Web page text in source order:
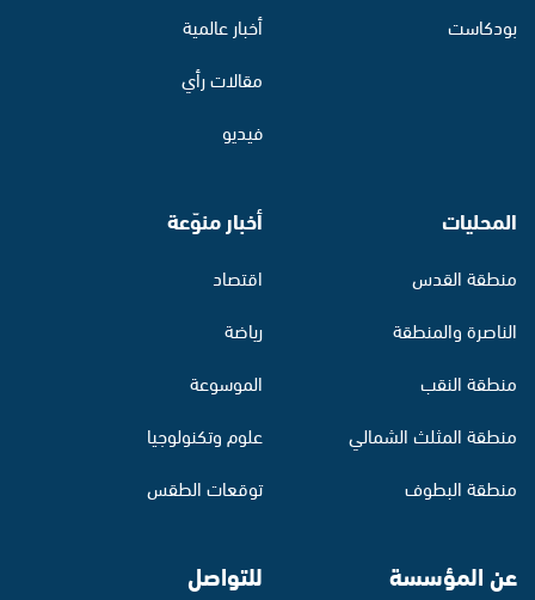
بودكاست
أخبار عالمية
مقالات رأي
فيديو
المحليات
منطقة القدس
الناصرة والمنطقة
منطقة النقب
منطقة المثلث الشمالي
منطقة البطوف
أخبار منوّعة
اقتصاد
رياضة
الموسوعة
علوم وتكنولوجيا
توقعات الطقس
عن المؤسسة للتواصل